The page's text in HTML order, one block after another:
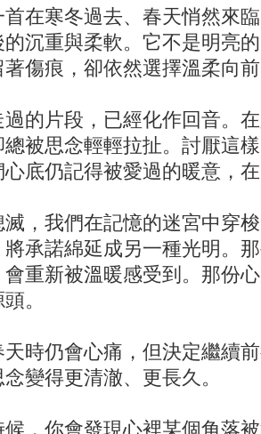
首在寒冬過去、春天悄然來
沉重與柔軟。它不是明亮
傷痕，卻依然選擇溫柔向
的片段，已經化作回音。
被思念輕輕拉扯。討厭這
底仍記得被愛過的暖意，
，我們在記憶的迷宮中穿
承諾綿延成另一種光明。
重新被溫暖感受到。那份
。
時仍會心痛，但決定繼續
變得更清澈、更長久。
，你會發現心裡某個角落